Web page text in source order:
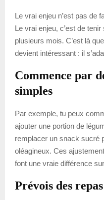
Le vrai enjeu n’est pas de
Le vrai enjeu, c’est de
plusieurs mois. C’est là
devient intéressant : il
Commence par
simples
Par exemple, tu peux
ajouter une portion de
remplacer un snack sucré
oléagineux. Ces
font une vraie différence
Prévois des